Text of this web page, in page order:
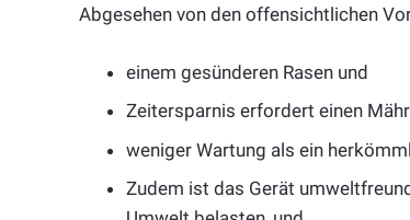
Abgesehen von den offensichtlichen
einem gesünderen Rasen und
Zeitersparnis erfordert einen
weniger Wartung als ein
Zudem ist das Gerät